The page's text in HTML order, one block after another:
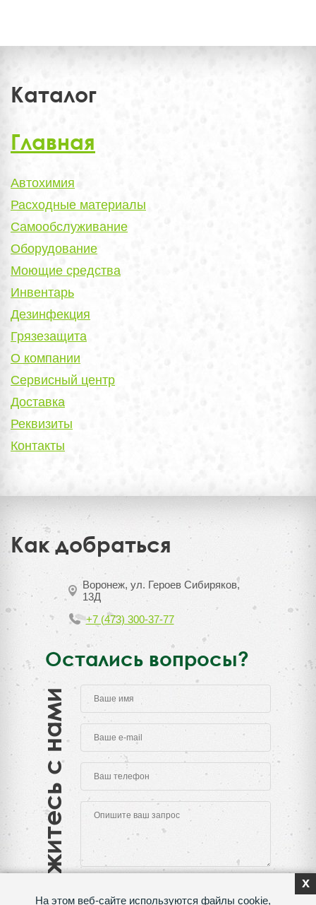
Каталог
Главная
Автохимия
Расходные материалы
Самообслуживание
Оборудование
Моющие средства
Инвентарь
Дезинфекция
Грязезащита
О компании
Сервисный центр
Доставка
Реквизиты
Контакты
Как добраться
Воронеж, ул. Героев Сибиряков,
13Д
+7 (473) 300-37-77
Остались вопросы?
Свяжитесь с нами x
На этом веб-сайте используются файлы cookie,